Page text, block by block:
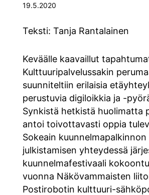
19.5.2020
Teksti: Tanja Rantalainen
Keväälle kaavaillut
Kulttuuripalvelussakin
suunniteltiin erilaisia
perustuvia digiloikkia ja -
Synkistä hetkistä huolimatta
antoi toivottavasti oppia
Sokeain kuunnelmapalkinnon
julkistamisen yhteydessä
kuunnelmafestivaali
vuonna Näkövammaisten
Postirobotin kulttuuri-